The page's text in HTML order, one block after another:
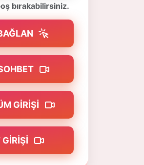
bırakabilirsiniz.
GIRIŞI